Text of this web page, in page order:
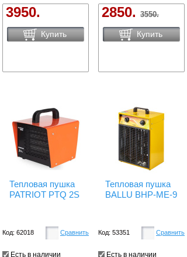
3950.
Купить
2850. 3550.
Купить
Тепловая пушка
PATRIOT PTQ 2S
Код: 62018 Сравнить
Есть в наличии
Тепловая пушка
BALLU BHP-ME-9
Код: 53351 Сравнить
Есть в наличии